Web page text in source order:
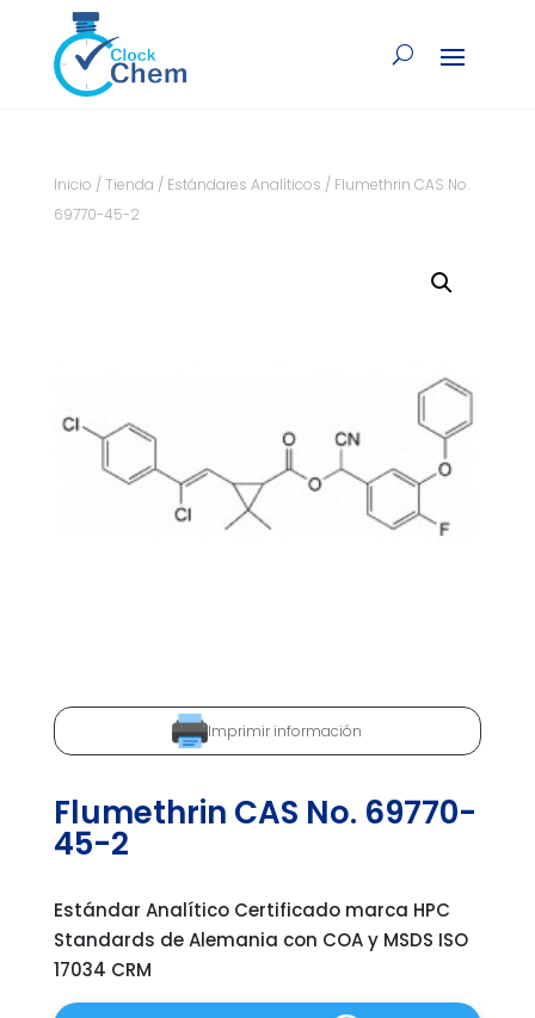
Inicio / Tienda / Estándares Analíticos / Flumethrin CAS No.
69770-45-2
Imprimir información
Flumethrin CAS No. 69770-
45-2
Estándar Analítico Certificado marca HPC
Standards de Alemania con COA y MSDS ISO
17034 CRM